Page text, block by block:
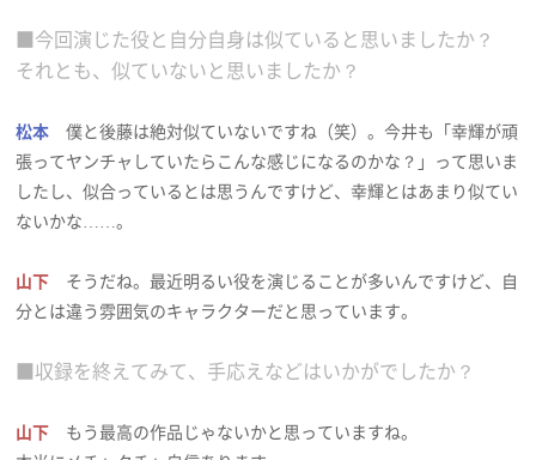
■今回演じた役と自分自身は似ていると思いましたか？
それとも、似ていないと思いましたか？
松本 僕と後藤は絶対似ていないですね（笑）。今井も「幸輝が頑
張ってヤンチャしていたらこんな感じになるのかな？」って思いま
したし、似合っているとは思うんですけど、幸輝とはあまり似てい
ないかな……。
山下 そうだね。最近明るい役を演じることが多いんですけど、自
分とは違う雰囲気のキャラクターだと思っています。
■収録を終えてみて、手応えなどはいかがでしたか？
山下 もう最高の作品じゃないかと思っていますね。